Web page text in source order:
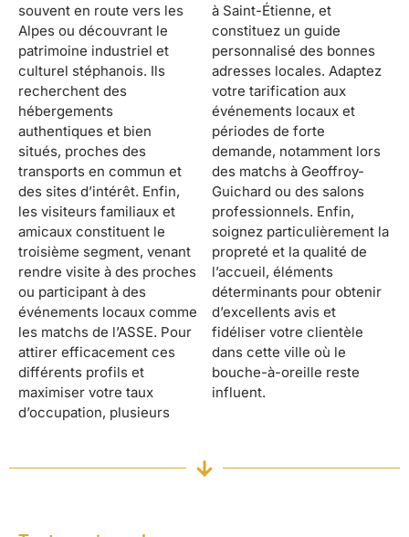
souvent en route vers les
Alpes ou découvrant le
patrimoine industriel et
culturel stéphanois. Ils
recherchent des
hébergements
authentiques et bien
situés, proches des
transports en commun et
des sites d’intérêt. Enfin,
les visiteurs familiaux et
amicaux constituent le
troisième segment, venant
rendre visite à des proches
ou participant à des
événements locaux comme
les matchs de l’ASSE. Pour
attirer efficacement ces
différents profils et
maximiser votre taux
d’occupation, plusieurs
à Saint-Étienne, et
constituez un guide
personnalisé des bonnes
adresses locales. Adaptez
votre tarification aux
événements locaux et
périodes de forte
demande, notamment lors
des matchs à Geoffroy-
Guichard ou des salons
professionnels. Enfin,
soignez particulièrement la
propreté et la qualité de
l’accueil, éléments
déterminants pour obtenir
d’excellents avis et
fidéliser votre clientèle
dans cette ville où le
bouche-à-oreille reste
influent.